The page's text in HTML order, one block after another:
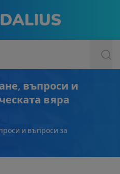
въпроси и
вяра
и въпроси за